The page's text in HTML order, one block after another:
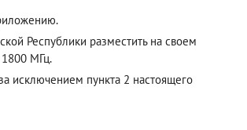
Республики разместить на своем
МГц.
исключением пункта 2 настоящего